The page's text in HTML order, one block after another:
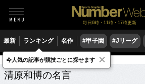
毎日6時・11時・17時更新
最新 ランキング 名作 #甲子園 #Jリーグ
スポーツ名言集 キ 清原和博
清原和博の名言
今人気の記事が競技ごとに探せます ×